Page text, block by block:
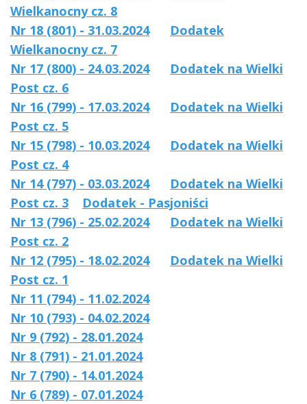
Wielkanocny cz. 8
Nr 18 (801) - 31.03.2024
Dodatek
Wielkanocny cz. 7
Nr 17 (800) - 24.03.2024
Dodatek na Wielki
Post cz. 6
Nr 16 (799) - 17.03.2024
Dodatek na Wielki
Post cz. 5
Nr 15 (798) - 10.03.2024
Dodatek na Wielki
Post cz. 4
Nr 14 (797) - 03.03.2024
Dodatek na Wielki
Post cz. 3
Dodatek - Pasjoniści
Nr 13 (796) - 25.02.2024
Dodatek na Wielki
Post cz. 2
Nr 12 (795) - 18.02.2024
Dodatek na Wielki
Post cz. 1
Nr 11 (794) - 11.02.2024
Nr 10 (793) - 04.02.2024
Nr 9 (792) - 28.01.2024
Nr 8 (791) - 21.01.2024
Nr 7 (790) - 14.01.2024
Nr 6 (789) - 07.01.2024